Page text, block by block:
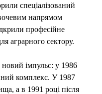
спеціалізований
напрямом
професійне
аграрного сектору.
імпульс: у 1986
комплекс. У 1987
а в 1991 році після